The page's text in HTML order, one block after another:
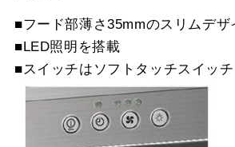
YMP465-MTD465R
SI
YMP465-MTD465L
スクロールできます
■フード部薄さ35mmのスリムデザ
■LED照明を搭載
■スイッチはソフトタッチスイッチ